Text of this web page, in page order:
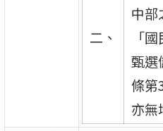
二、
中部
「
甄選
條第
亦無